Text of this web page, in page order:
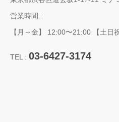
営業時間 :
【月～金】 12:00〜21:00 【土日
TEL : 03-6427-3174